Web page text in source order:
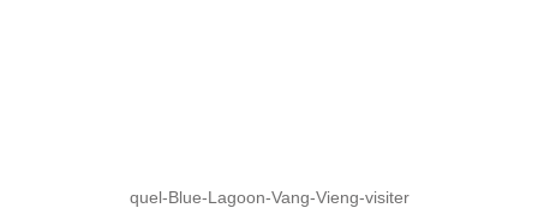
quel-Blue-Lagoon-Vang-Vieng-visiter